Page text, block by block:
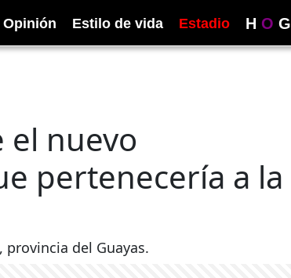
Opinión Estilo de vida Estadio H O G
el nuevo
pertenecería a la
del Guayas.